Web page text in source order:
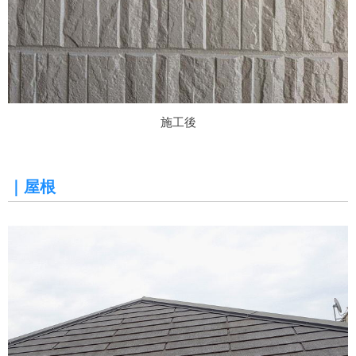
施工後
｜屋根